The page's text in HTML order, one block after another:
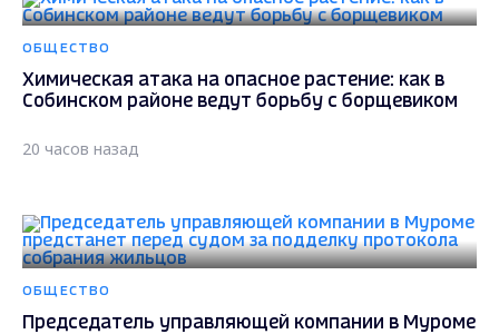
ОБЩЕСТВО
Химическая атака на опасное растение: как в
Собинском районе ведут борьбу с борщевиком
20 часов назад
ОБЩЕСТВО
Председатель управляющей компании в Муроме